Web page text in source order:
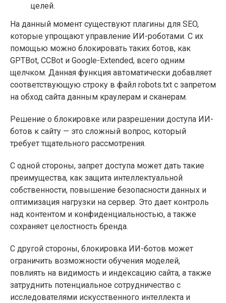
целей.
На данный момент существуют плагины для SEO,
которые упрощают управление ИИ-роботами. С их
помощью можно блокировать таких ботов, как
GPTBot, CCBot и Google-Extended, всего одним
щелчком. Данная функция автоматически добавляет
соответствующую строку в файл robots.txt с запретом
на обход сайта данным краулерам и сканерам.
Решение о блокировке или разрешении доступа ИИ-
ботов к сайту — это сложный вопрос, который
требует тщательного рассмотрения.
С одной стороны, запрет доступа может дать такие
преимущества, как защита интеллектуальной
собственности, повышение безопасности данных и
оптимизация нагрузки на сервер. Это дает контроль
над контентом и конфиденциальностью, а также
сохраняет целостность бренда.
С другой стороны, блокировка ИИ-ботов может
ограничить возможности обучения моделей,
повлиять на видимость и индексацию сайта, а также
затруднить потенциальное сотрудничество с
исследователями искусственного интеллекта и